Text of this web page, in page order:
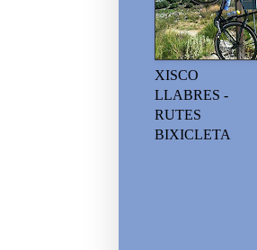
XISCO
LLABRES -
RUTES
BIXICLETA